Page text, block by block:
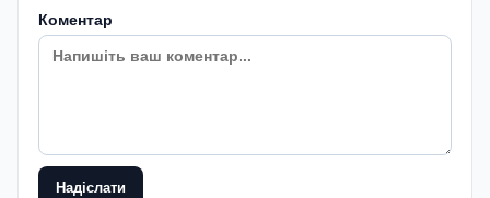
Коментар
Надіслати